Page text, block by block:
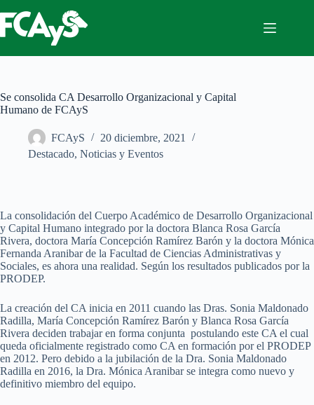
al
contenido
Se consolida CA Desarrollo Organizacional y Capital
Humano de FCAyS
FCAyS
20 diciembre, 2021
Destacado, Noticias y Eventos
La consolidación del Cuerpo Académico de Desarrollo Organizacional
y Capital Humano integrado por la doctora Blanca Rosa García
Rivera, doctora María Concepción Ramírez Barón y la doctora Mónica
Fernanda Aranibar de la Facultad de Ciencias Administrativas y
Sociales, es ahora una realidad. Según los resultados publicados por la
PRODEP.
La creación del CA inicia en 2011 cuando las Dras. Sonia Maldonado
Radilla, María Concepción Ramírez Barón y Blanca Rosa García
Rivera deciden trabajar en forma conjunta postulando este CA el cual
queda oficialmente registrado como CA en formación por el PRODEP
en 2012. Pero debido a la jubilación de la Dra. Sonia Maldonado
Radilla en 2016, la Dra. Mónica Aranibar se integra como nuevo y
definitivo miembro del equipo.